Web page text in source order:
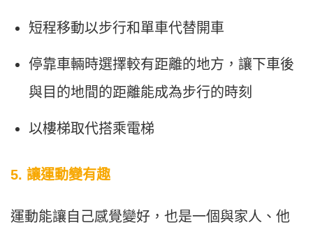
短程移動以步行和單車代替開車
停靠車輛時選擇較有距離的地方，讓下車後
與目的地間的距離能成為步行的時刻
以樓梯取代搭乘電梯
5. 讓運動變有趣
運動能讓自己感覺變好，也是一個與家人、他